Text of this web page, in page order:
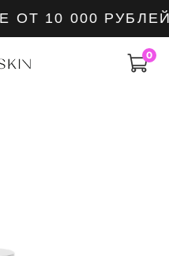
10 000 РУБЛЕЙ
0